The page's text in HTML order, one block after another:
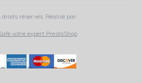
droits réservés. Réalisé par
votre expert PrestaShop